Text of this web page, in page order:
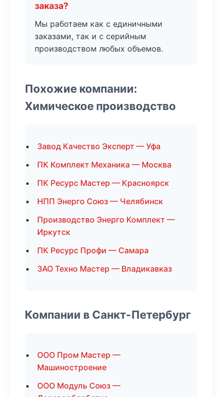
заказа?
Мы работаем как с единичными
заказами, так и с серийным
производством любых объемов.
Похожие компании:
Химическое производство
Завод Качество Эксперт — Уфа
ПК Комплект Механика — Москва
ПК Ресурс Мастер — Красноярск
НПП Энерго Союз — Челябинск
Производство Энерго Комплект —
Иркутск
ПК Ресурс Профи — Самара
ЗАО Техно Мастер — Владикавказ
Компании в Санкт-Петербург
ООО Пром Мастер —
Машиностроение
ООО Модуль Союз —